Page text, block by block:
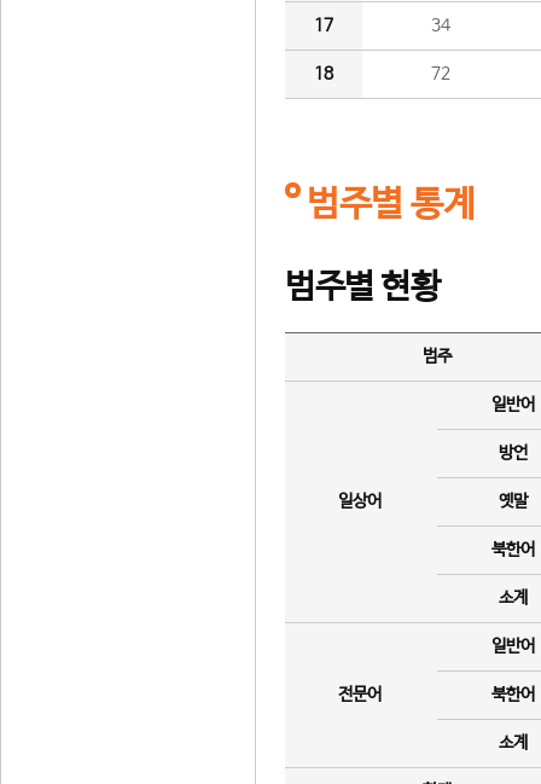
17 34
18 72
범주별 통계
범주별 현황
범주
일상어
일반어
방언
옛말
북한어
소계
전문어
일반어
북한어
소계